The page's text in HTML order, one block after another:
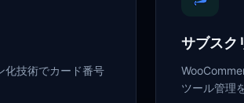
化技術でカード番号
サブスク
ツール管理